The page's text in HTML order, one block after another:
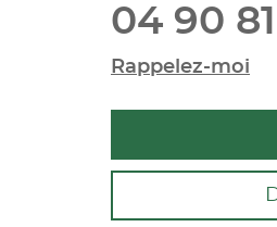
04 90
Rappelez-moi